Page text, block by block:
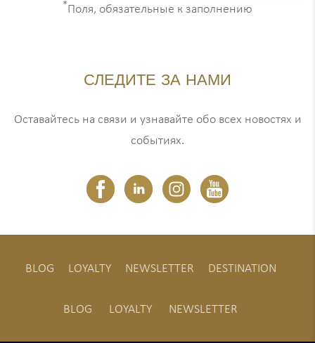
*Поля, обязательные к заполнению
СЛЕДИТЕ ЗА НАМИ
Оставайтесь на связи и узнавайте обо всех новостях и
событиях.
BLOG LOYALTY NEWSLETTER DESTINATION
BLOG LOYALTY NEWSLETTER